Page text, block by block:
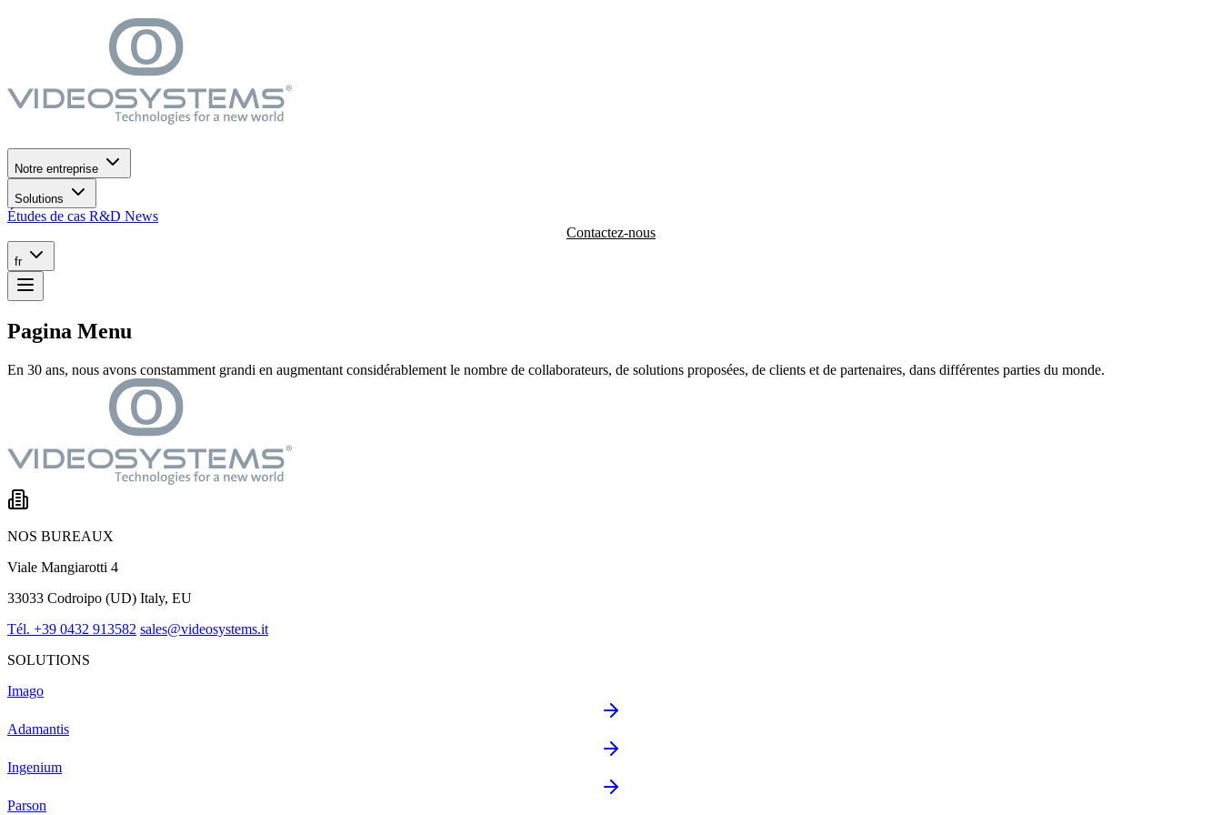
Accéder au menu de navigation
Passer au contenu principal
Accéder au pied de page
Notre entreprise
Solutions
Études de cas R&D News
Contactez-nous
fr
Pagina Menu
En 30 ans, nous avons constamment grandi en augmentant considérablement le nombre de collaborateurs, de solutions proposées, de clients et de partenaires, dans différentes parties du monde.
NOS BUREAUX
Viale Mangiarotti 4
33033 Codroipo (UD) Italy, EU
Tél. +39 0432 913582 sales@videosystems.it
SOLUTIONS
Imago
Adamantis
Ingenium
Parson